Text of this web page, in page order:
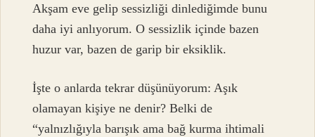
Akşam eve gelip sessizliği dinlediğimde bunu
daha iyi anlıyorum. O sessizlik içinde bazen
huzur var, bazen de garip bir eksiklik.
İşte o anlarda tekrar düşünüyorum: Aşık
olamayan kişiye ne denir? Belki de
“yalnızlığıyla barışık ama bağ kurma ihtimali